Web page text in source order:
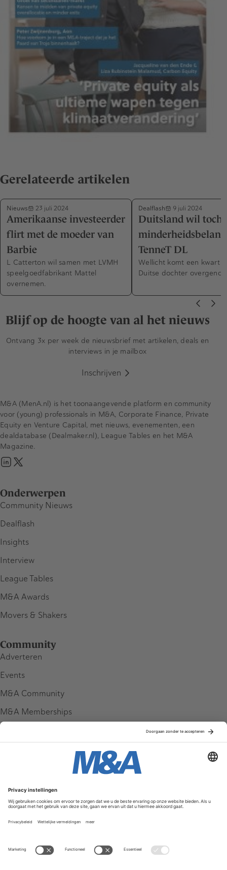
Gerelateerde artikelen
Nieuws 23 juli 2024
Amerikaanse investeerder
flirt met de moeder van
Barbie
L Catterton wil samen met LVMH
speelgoedfabrikant Mattel
overnemen.
Dealflash 9 juli 2024
Duitsland wil toch
TenneT DL
Wellicht komt een kwart
Duitse dochter
Blijf op de hoogte van al het nieuws
Ontvang 3x per week de nieuwsbrief met artikelen, deals en
interviews in je mailbox
Inschrijven
Onderwerpen
Community Nieuws
Dealflash
Insights
Interview
League Tables
M&A Awards
Movers & Shakers
Community
Adverteren
Events
M&A Community
M&A Memberships
Service & Contact
Contact
FAQ
Werken bij ons
M&A (MenA.nl) is het toonaangevende platform en community
voor (young) professionals in M&A, Corporate Finance, Private
Equity en Venture Capital, met nieuws, evenementen, een
dealdatabase (Dealmaker.nl), League Tables en het M&A
Magazine.